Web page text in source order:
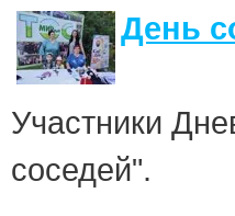
День
Участники
соседей".